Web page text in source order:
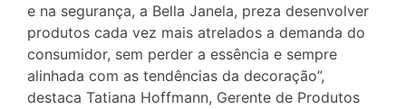
e na segurança, a Bella Janela, preza desenvolver
produtos cada vez mais atrelados a demanda do
consumidor, sem perder a essência e sempre
alinhada com as tendências da decoração”,
destaca Tatiana Hoffmann, Gerente de Produtos